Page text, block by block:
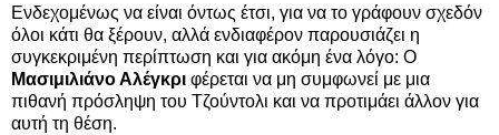
Ενδεχομένως να είναι όντως έτσι, για να το γράφουν σχεδόν
όλοι κάτι θα ξέρουν, αλλά ενδιαφέρον παρουσιάζει η
συγκεκριμένη περίπτωση και για ακόμη ένα λόγο: Ο
Μασιμιλιάνο Αλέγκρι φέρεται να μη συμφωνεί με μια
πιθανή πρόσληψη του Τζούντολι και να προτιμάει άλλον για
αυτή τη θέση.